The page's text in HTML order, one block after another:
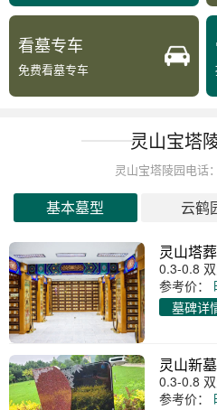
看墓专车
免费看墓专车
灵山宝塔
灵山宝塔陵园电话
基本墓型 云鹤
灵山塔葬
0.3-0.8
参考价：
墓碑详
灵山新
0.3-0.8
参考价：